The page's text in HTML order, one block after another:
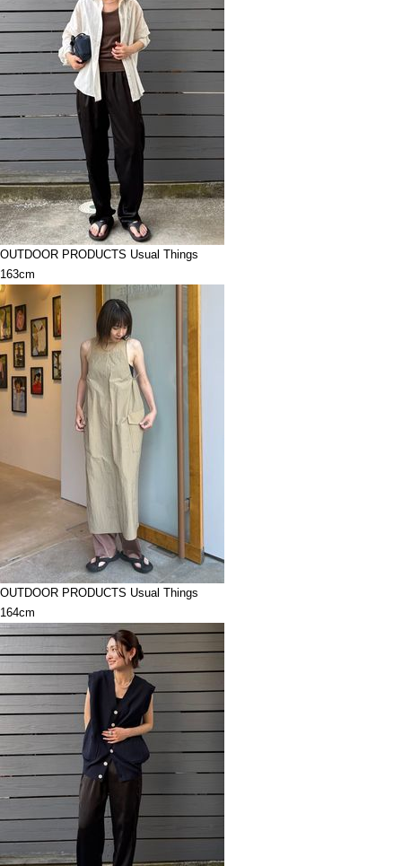
OUTDOOR PRODUCTS Usual Things
163cm
OUTDOOR PRODUCTS Usual Things
164cm